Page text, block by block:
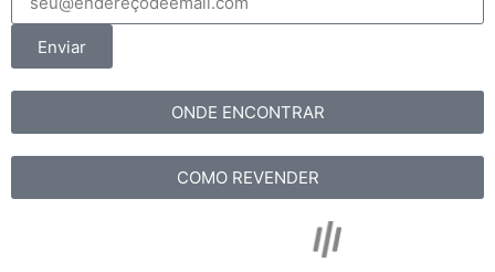
Enviar
ONDE ENCONTRAR
COMO REVENDER